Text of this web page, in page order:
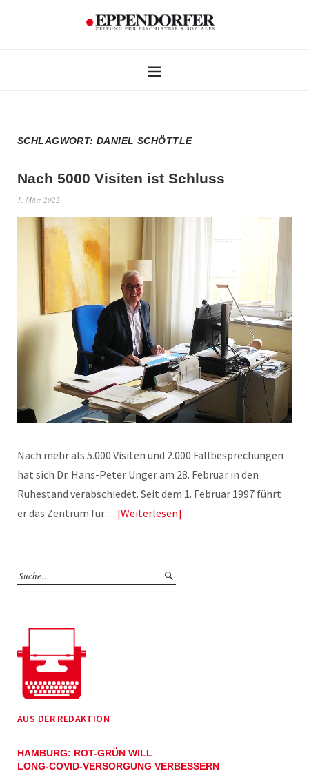
SCHLAGWORT:DANIEL SCHÖTTLE
Nach 5000 Visiten ist Schluss
1. März 2022
Nach mehr als 5.000 Visiten und 2.000 Fallbesprechungen
hat sich Dr. Hans-Peter Unger am 28. Februar in den
Ruhestand verabschiedet. Seit dem 1. Februar 1997 führt
er das Zentrum für… Weiterlesen
AUS DER REDAKTION
HAMBURG: ROT-GRÜN WILL
LONG-COVID-VERSORGUNG VERBESSERN